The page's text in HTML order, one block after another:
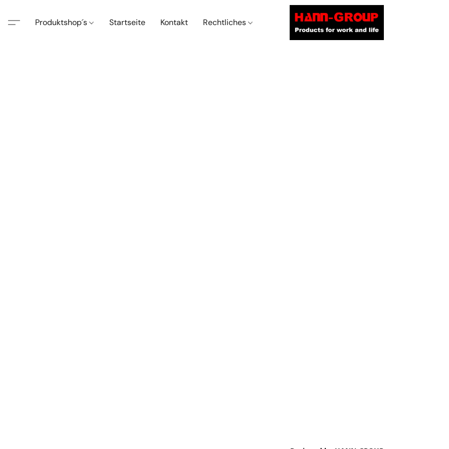
Produktshop´s Startseite Kontakt Rechtliches